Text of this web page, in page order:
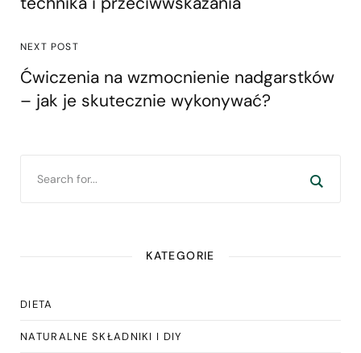
NEXT POST
Ćwiczenia na wzmocnienie nadgarstków
– jak je skutecznie wykonywać?
KATEGORIE
DIETA
NATURALNE SKŁADNIKI I DIY